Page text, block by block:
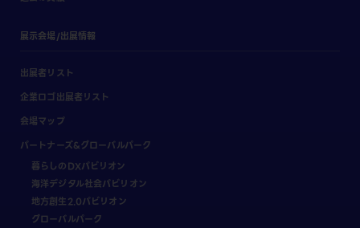
展示会場/出展情報
出展者リスト
企業ロゴ出展者リスト
会場マップ
パートナーズ&グローバルパーク
暮らしのDXパビリオン
海洋デジタル社会パビリオン
地方創生2.0パビリオン
グローバルパーク